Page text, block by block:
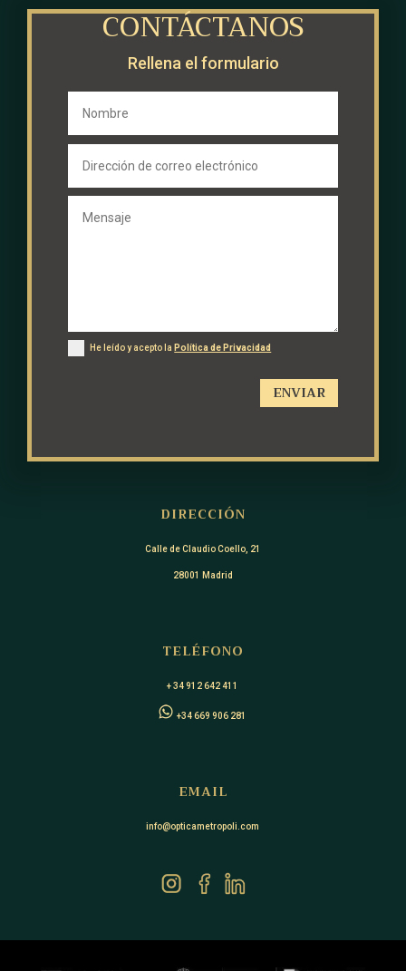
CONTÁCTANOS
Rellena el formulario
He leído y acepto la Política de Privacidad
ENVIAR
DIRECCIÓN
Calle de Claudio Coello, 21
28001 Madrid
TELÉFONO
+ 34 912 642 411
+34 669 906 281
EMAIL
info@opticametropoli.com